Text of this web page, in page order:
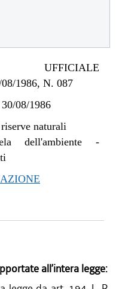
UFFICIALE
1986, N. 087
30/08/1986
naturali
dell'ambiente -
all’intera legge: